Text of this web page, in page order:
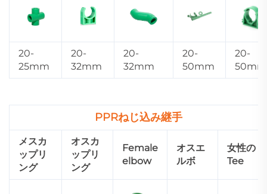
20-
25mm
20-
32mm
20-
32mm
20-
50mm
20-
50mm
PPRねじ込み継手
メスカ
ップリ
ング
オスカ
ップリ
ング
Female
elbow
オスエ
ルボ
女性の
Tee